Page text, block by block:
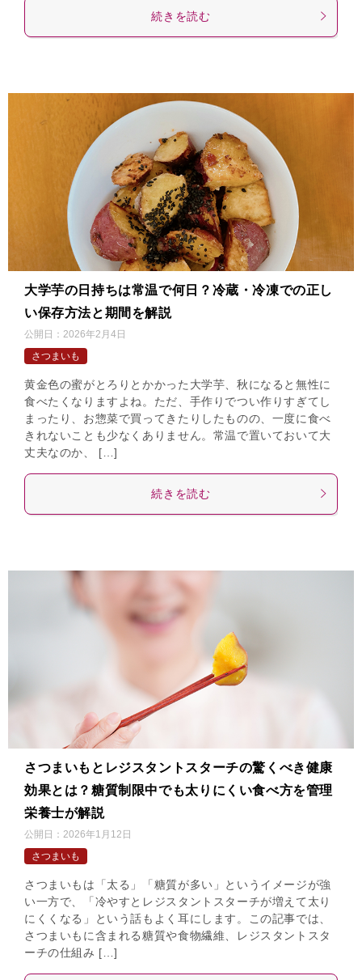
続きを読む
大学芋の日持ちは常温で何日？冷蔵・冷凍での正し
い保存方法と期間を解説
公開日： 2026年2月4日
さつまいも
黄金色の蜜がとろりとかかった大学芋、秋になると無性に
食べたくなりますよね。ただ、手作りでつい作りすぎてし
まったり、お惣菜で買ってきたりしたものの、一度に食べ
きれないことも少なくありません。常温で置いておいて大
丈夫なのか、 […]
続きを読む
さつまいもとレジスタントスターチの驚くべき健康
効果とは？糖質制限中でも太りにくい食べ方を管理
栄養士が解説
公開日： 2026年1月12日
さつまいも
さつまいもは「太る」「糖質が多い」というイメージが強
い一方で、「冷やすとレジスタントスターチが増えて太り
にくくなる」という話もよく耳にします。この記事では、
さつまいもに含まれる糖質や食物繊維、レジスタントスタ
ーチの仕組み […]